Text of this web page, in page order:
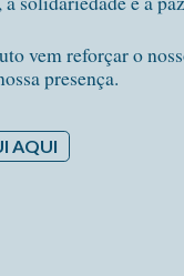
vem reforçar o
presença.
AQUI